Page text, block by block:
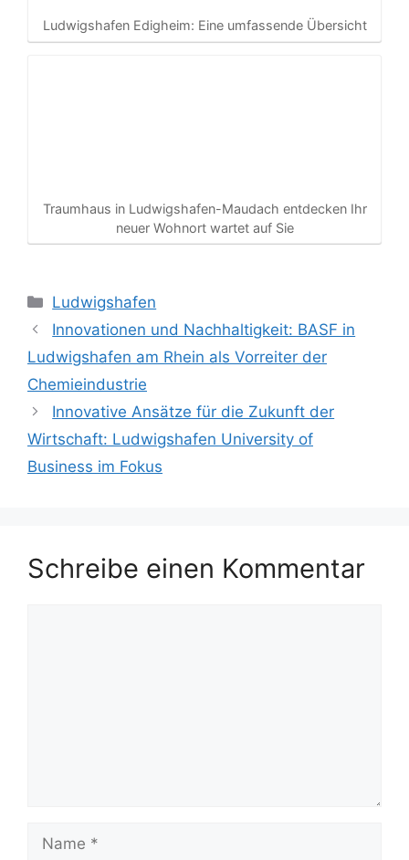
Ludwigshafen Edigheim: Eine umfassende Übersicht
Traumhaus in Ludwigshafen-Maudach entdecken Ihr
neuer Wohnort wartet auf Sie
Kategorien
Ludwigshafen
Innovationen und Nachhaltigkeit: BASF in
Ludwigshafen am Rhein als Vorreiter der
Chemieindustrie
Innovative Ansätze für die Zukunft der
Wirtschaft: Ludwigshafen University of
Business im Fokus
Schreibe einen Kommentar